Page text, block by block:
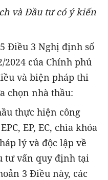
và Đầu tư có ý kiến
Điều 3 Nghị định số
2024 của Chính phủ
và biện pháp thi
chọn nhà thầu:
thực hiện công
EP, EC, chìa khóa
lý và độc lập về
tư vấn quy định tại
3 Điều này, các